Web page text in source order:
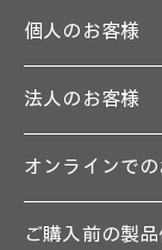
個人のお客様
法人のお客様
オンラインで
ご購入前の製